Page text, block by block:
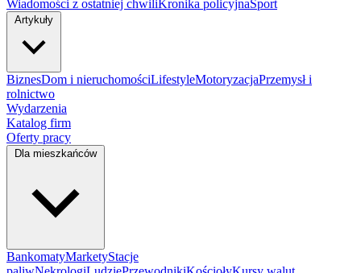
Wiadomości z ostatniej chwiliKronika policyjnaSport
Artykuły
BiznesDom i nieruchomościLifestyleMotoryzacjaPrzemysł i
rolnictwo
Wydarzenia
Katalog firm
Oferty pracy
Dla mieszkańców
BankomatyMarketyStacje